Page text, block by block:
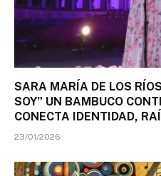
SARA MARÍA DE LOS
SOY” UN BAMBUCO
CONECTA IDENTIDAD,
23/01/2026